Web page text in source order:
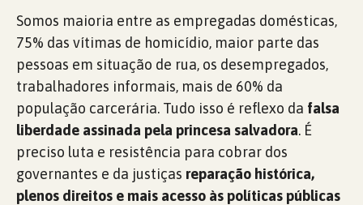
Somos maioria entre as empregadas domésticas,
75% das vítimas de homicídio, maior parte das
pessoas em situação de rua, os desempregados,
trabalhadores informais, mais de 60% da
população carcerária. Tudo isso é reflexo da falsa
liberdade assinada pela princesa salvadora. É
preciso luta e resistência para cobrar dos
governantes e da justiças reparação histórica,
plenos direitos e mais acesso às políticas públicas